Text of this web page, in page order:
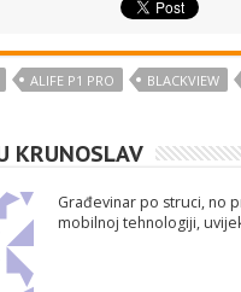
ALIFE P1 PRO BLACKVIEW
KRUNOSLAV
Građevinar po struci, no
mobilnoj tehnologiji,